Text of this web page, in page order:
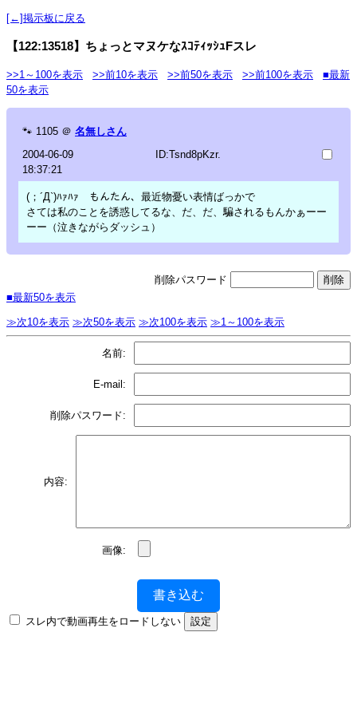
[←]掲示板に戻る
【122:13518】ちょっとマヌケなｽｺﾃｨｯｼｭFスレ
>>1～100を表示 >>前10を表示 >>前50を表示 >>前100を表示
■最新
50を表示
🐾 1105 ＠ 名無しさん
2004-06-09
18:37:21
ID:Tsnd8pKzr.
(；´Д`)ﾊｧﾊｧ もんたん、最近物憂い表情ばっかで
さては私のことを誘惑してるな、だ、だ、騙されるもんかぁーー
ーー（泣きながらダッシュ）
削除パスワード
■最新50を表示
≫次10を表示 ≫次50を表示 ≫次100を表示 ≫1～100を表示
名前:
E-mail:
削除パスワード:
内容:
画像:
書き込む
スレ内で動画再生をロードしない